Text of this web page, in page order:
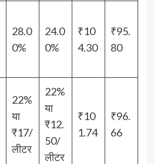
28.0
0%
24.0
0%
₹10
4.30
₹95.
80
22%
या
₹17/
लीटर
22%
या
₹12.
50/
लीटर
₹10
1.74
₹96.
66